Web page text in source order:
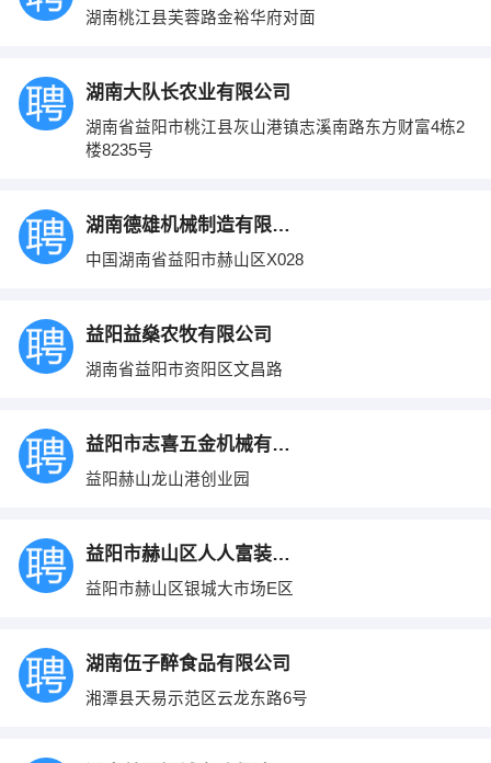
湖南桃江县芙蓉路金裕华府对面
湖南大队长农业有限公司
湖南省益阳市桃江县灰山港镇志溪南路东方财富4栋2
楼8235号
湖南德雄机械制造有限公司
中国湖南省益阳市赫山区X028
益阳益燊农牧有限公司
湖南省益阳市资阳区文昌路
益阳市志喜五金机械有限公司
益阳赫山龙山港创业园
益阳市赫山区人人富装饰材料总汇
益阳市赫山区银城大市场E区
湖南伍子醉食品有限公司
湘潭县天易示范区云龙东路6号